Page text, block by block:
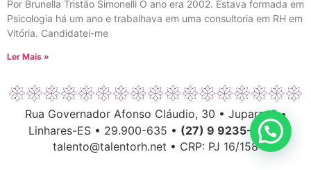
Por Brunella Tristão Simonelli O ano era 2002. Estava formada em
Psicologia há um ano e trabalhava em uma consultoria em RH em
Vitória. Candidatei-me
Ler Mais »
Rua Governador Afonso Cláudio, 30 • Juparanã •
Linhares-ES • 29.900-635 • (27) 9 9235-6063
talento@talentorh.net • CRP: PJ 16/158